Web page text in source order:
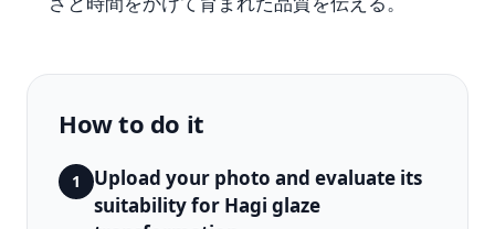
How to do it
1
Upload your photo and evaluate its
suitability for Hagi glaze